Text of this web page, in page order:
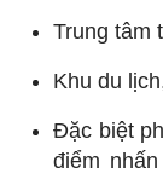
Trung tâm
Khu du
Đặc biệt
điểm